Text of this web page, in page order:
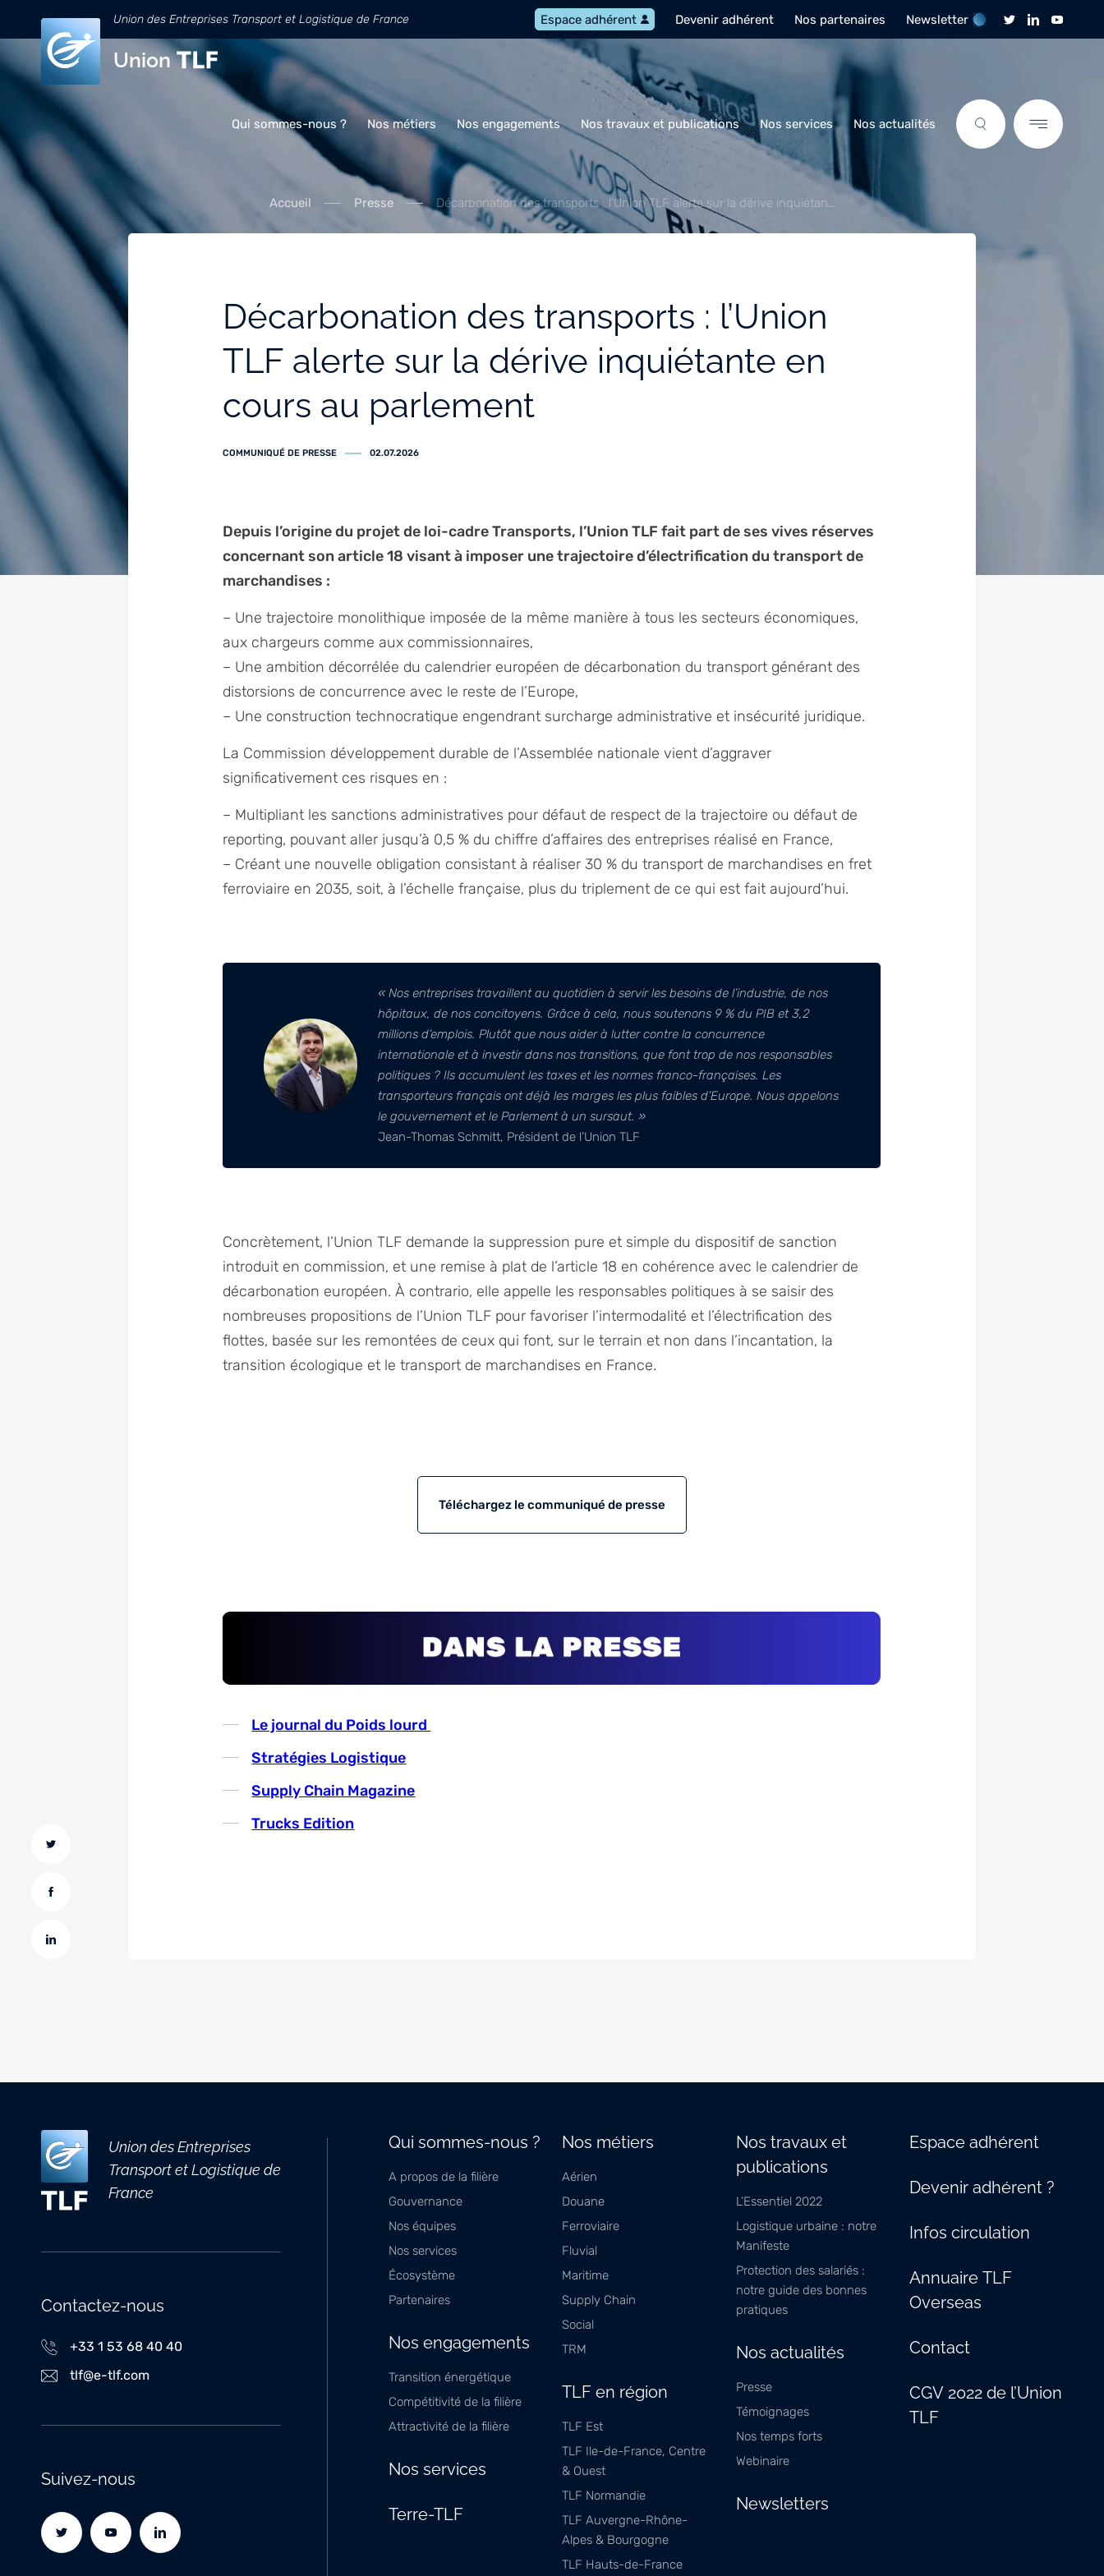
Union des Entreprises Transport et Logistique de France Espace adhérent Devenir adhérent Nos partenaires Newsletter
Union
Qui sommes-nous ? Nos métiers Nos engagements Nos travaux et publications Nos services Nos actualités
Accueil Presse Décarbonation des transports : l’Union TLF alerte sur la dérive inquiétan…
Décarbonation des transports : l’Union
TLF alerte sur la dérive inquiétante en
cours au parlement
COMMUNIQUÉ DE PRESSE 02.07.2026
Depuis l’origine du projet de loi-cadre Transports, l’Union TLF fait part de ses vives réserves
concernant son article 18 visant à imposer une trajectoire d’électrification du transport de
marchandises :
– Une trajectoire monolithique imposée de la même manière à tous les secteurs économiques,
aux chargeurs comme aux commissionnaires,
– Une ambition décorrélée du calendrier européen de décarbonation du transport générant des
distorsions de concurrence avec le reste de l’Europe,
– Une construction technocratique engendrant surcharge administrative et insécurité juridique.
La Commission développement durable de l’Assemblée nationale vient d’aggraver
significativement ces risques en :
– Multipliant les sanctions administratives pour défaut de respect de la trajectoire ou défaut de
reporting, pouvant aller jusqu’à 0,5 % du chiffre d’affaires des entreprises réalisé en France,
– Créant une nouvelle obligation consistant à réaliser 30 % du transport de marchandises en fret
ferroviaire en 2035, soit, à l’échelle française, plus du triplement de ce qui est fait aujourd’hui.
« Nos entreprises travaillent au quotidien à servir les besoins de l’industrie, de nos
hôpitaux, de nos concitoyens. Grâce à cela, nous soutenons 9 % du PIB et 3,2
millions d’emplois. Plutôt que nous aider à lutter contre la concurrence
internationale et à investir dans nos transitions, que font trop de nos responsables
politiques ? Ils accumulent les taxes et les normes franco-françaises. Les
transporteurs français ont déjà les marges les plus faibles d’Europe. Nous appelons
le gouvernement et le Parlement à un sursaut. »
Jean-Thomas Schmitt, Président de l’Union TLF
Concrètement, l’Union TLF demande la suppression pure et simple du dispositif de sanction
introduit en commission, et une remise à plat de l’article 18 en cohérence avec le calendrier de
décarbonation européen. À contrario, elle appelle les responsables politiques à se saisir des
nombreuses propositions de l’Union TLF pour favoriser l’intermodalité et l’électrification des
flottes, basée sur les remontées de ceux qui font, sur le terrain et non dans l’incantation, la
transition écologique et le transport de marchandises en France.
Téléchargez le communiqué de presse
Le journal du Poids lourd
Stratégies Logistique
Supply Chain Magazine
Trucks Edition
Union des Entreprises
Transport et Logistique de
France
Contactez-nous
+33 1 53 68 40 40
tlf@e-tlf.com
Suivez-nous
Qui sommes-nous ?
A propos de la filière
Gouvernance
Nos équipes
Nos services
Écosystème
Partenaires
Nos engagements
Transition énergétique
Compétitivité de la filière
Attractivité de la filière
Nos services
Terre-TLF
Nos métiers
Aérien
Douane
Ferroviaire
Fluvial
Maritime
Supply Chain
Social
TRM
TLF en région
TLF Est
TLF Ile-de-France, Centre
& Ouest
TLF Normandie
TLF Auvergne-Rhône-
Alpes & Bourgogne
TLF Hauts-de-France
Nos travaux et
publications
L’Essentiel 2022
Logistique urbaine : notre
Manifeste
Protection des salariés :
notre guide des bonnes
pratiques
Nos actualités
Presse
Témoignages
Nos temps forts
Webinaire
Newsletters
Espace adhérent
Devenir adhérent ?
Infos circulation
Annuaire TLF
Overseas
Contact
CGV 2022 de l’Union
TLF